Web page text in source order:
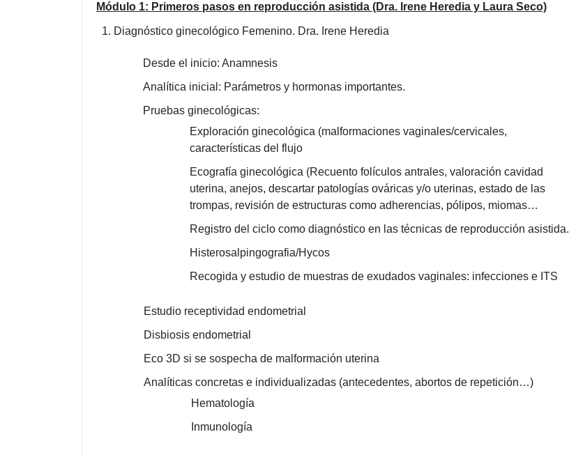
Módulo 1: Primeros pasos en reproducción asistida (Dra. Irene Heredia y Laura Seco)
1. Diagnóstico ginecológico Femenino. Dra. Irene Heredia
Desde el inicio: Anamnesis
Analítica inicial: Parámetros y hormonas importantes.
Pruebas ginecológicas:
Exploración ginecológica (malformaciones vaginales/cervicales,
características del flujo
Ecografía ginecológica (Recuento folículos antrales, valoración cavidad
uterina, anejos, descartar patologías ováricas y/o uterinas, estado de las
trompas, revisión de estructuras como adherencias, pólipos, miomas…
Registro del ciclo como diagnóstico en las técnicas de reproducción asistida.
Histerosalpingografia/Hycos
Recogida y estudio de muestras de exudados vaginales: infecciones e ITS
Estudio receptividad endometrial
Disbiosis endometrial
Eco 3D si se sospecha de malformación uterina
Analíticas concretas e individualizadas (antecedentes, abortos de repetición…)
Hematología
Inmunología